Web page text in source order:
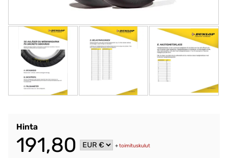
Hinta
191,80 +toimituskulut